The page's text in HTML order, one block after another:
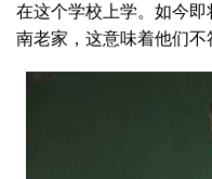
在这个学校上学。如今
南老家，这意味着他们不